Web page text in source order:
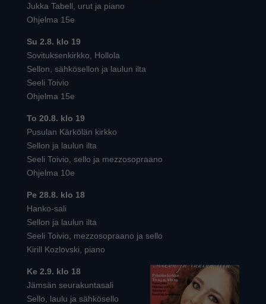
Jukka Tabell, urut ja piano
Ohjelma 15e
Su 2.8. klo 19
Sovituksenkirkko, Hollola
Sellon, sähkösellon ja laulun ilta
Seeli Toivio
Ohjelma 15e
To 20.8. klo 19
Pusulan Kärkölän kirkko
Sellon ja laulun ilta
Seeli Toivio, sello ja mezzosopraano
Ohjelma 10e
Pe 28.8. klo 18
Hanko-sali
Sellon ja laulun ilta
Seeli Toivio, mezzosopraano ja sello
Kirill Kozlovski, piano
Ke 2.9. klo 18
Jämsän seurakuntasali
Sello, laulu ja sähkösello